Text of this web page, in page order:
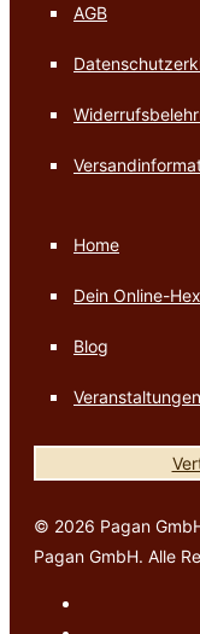
AGB
Home
Dein Online-
Blog
© 2026 Pagan
Pagan GmbH. Alle